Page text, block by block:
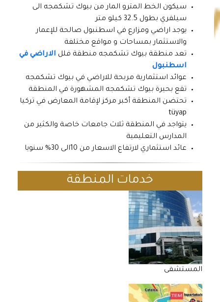
سيكون الخط المترو المار من بيوك تشكمجه الى
سيلفري بطول 32.5 كيلو متر
يوجد اراضي ومزارع في اسطنبول صالحة للإعمار
والاستثمار بمساحات و مواقع مختلفة
تعد منطقة بيوك تشكمجه منطقة فلل الاراضي في
اسطنبول
عوائد استثمارية مربحة للاراضي في بيوك تشكمجه
تقع بحيرة بيوك تشكمجه المشهورة في المنطقة
تحتضن المنطقة أكبر مركز لإقامة المعارض في تركيا
tüyap
يتواجد في المنطقة ثلاث جامعات خاصة والكثير من
المدارس التعليمية
عائد استثماري لارتفاع الاسعار من 10الى 30% سنويا
خدمات المنطقة
المستشفى